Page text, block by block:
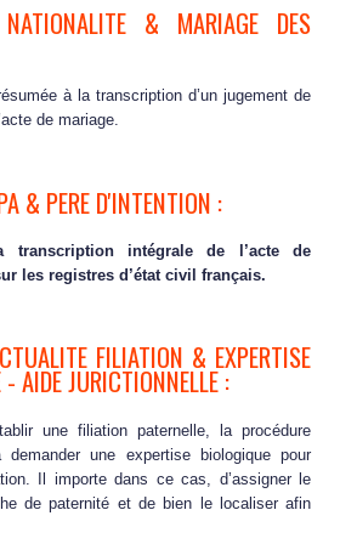
& MARIAGE DES
à la transcription d’un jugement de
de mariage.
& PERE D'INTENTION :
transcription intégrale de l’acte de
les registres d’état civil français.
FILIATION & EXPERTISE
AIDE JURICTIONNELLE :
une filiation paternelle, la procédure
demander une expertise biologique pour
Il importe dans ce cas, d’assigner le
de paternité et de bien le localiser afin